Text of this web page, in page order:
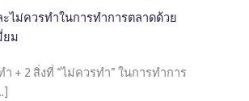
ไม่ควรทำในการทำการตลาดด้วย
ยม
ำ + 2 สิ่งที่ “ไม่ควรทำ” ในการทำการ